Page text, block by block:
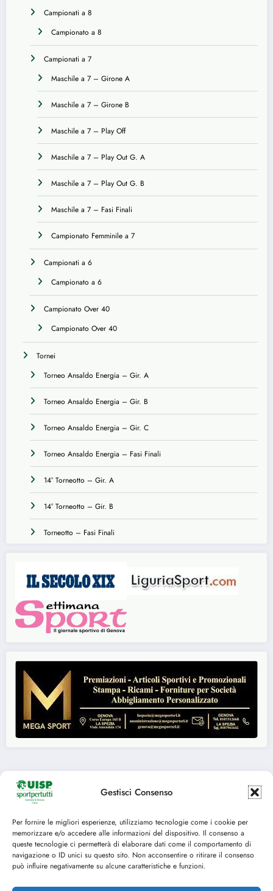
Gestisci Consenso
Per fornire le migliori esperienze, utilizziamo tecnologie come i cookie per
memorizzare e/o accedere alle informazioni del dispositivo. Il consenso a
queste tecnologie ci permetterà di elaborare dati come il comportamento di
navigazione o ID unici su questo sito. Non acconsentire o ritirare il consenso
può influire negativamente su alcune caratteristiche e funzioni.
Campionati a 8
Campionato a 8
Campionati a 7
Maschile a 7 – Girone A
Maschile a 7 – Girone B
Maschile a 7 – Play Off
Maschile a 7 – Play Out G. A
Maschile a 7 – Play Out G. B
Maschile a 7 – Fasi Finali
Campionato Femminile a 7
Campionati a 6
Campionato a 6
Campionato Over 40
Campionato Over 40
Tornei
Torneo Ansaldo Energia – Gir. A
Torneo Ansaldo Energia – Gir. B
Torneo Ansaldo Energia – Gir. C
Torneo Ansaldo Energia – Fasi Finali
14° Torneotto – Gir. A
14° Torneotto – Gir. B
Torneotto – Fasi Finali
FACEBOOK
TWITTER
INSTAGRAM
YOUTUBE